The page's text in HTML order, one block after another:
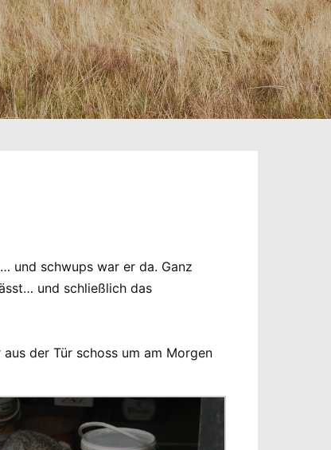
und schwups war er da. Ganz
und schließlich das
der Tür schoss um am Morgen